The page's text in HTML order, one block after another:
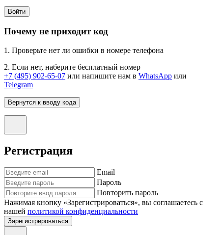
Войти
Почему не приходит код
1. Проверьте нет ли ошибки в номере телефона
2. Если нет, наберите бесплатный номер
+7 (495) 902-65-07 или напишите нам в WhatsApp или
Telegram
Вернутся к вводу кода
Регистрация
Email
Пароль
Повторить пароль
Нажимая кнопку «Зарегистрироваться», вы соглашаетесь с
нашей политикой конфиденциальности
Зарегистрироваться